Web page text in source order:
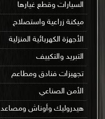
السيارات وقطع غيارها
ميكنة زراعية واستصلاح
الأجهزة الكهربائية المنزلية
التبريد والتكييف
تجهيزات فنادق ومطاعم
الأمن الصناعي
هيدروليك وأوناش ومصاعد